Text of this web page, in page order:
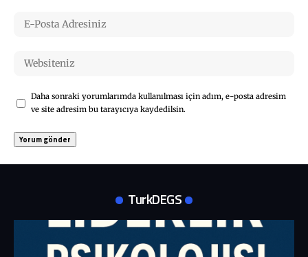
Daha sonraki yorumlarımda kullanılması için adım, e-posta adresim
ve site adresim bu tarayıcıya kaydedilsin.
TurkDEGS